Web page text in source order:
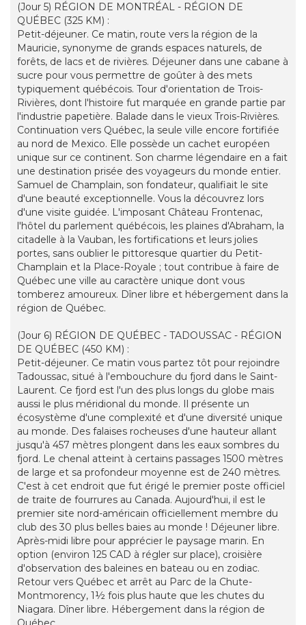
(Jour 5) RÉGION DE MONTRÉAL - RÉGION DE
QUÉBEC (325 KM) :
Petit-déjeuner. Ce matin, route vers la région de la
Mauricie, synonyme de grands espaces naturels, de
forêts, de lacs et de rivières. Déjeuner dans une cabane à
sucre pour vous permettre de goûter à des mets
typiquement québécois. Tour d'orientation de Trois-
Rivières, dont l'histoire fut marquée en grande partie par
l'industrie papetière. Balade dans le vieux Trois-Rivières.
Continuation vers Québec, la seule ville encore fortifiée
au nord de Mexico. Elle possède un cachet européen
unique sur ce continent. Son charme légendaire en a fait
une destination prisée des voyageurs du monde entier.
Samuel de Champlain, son fondateur, qualifiait le site
d'une beauté exceptionnelle. Vous la découvrez lors
d'une visite guidée. L'imposant Château Frontenac,
l'hôtel du parlement québécois, les plaines d'Abraham, la
citadelle à la Vauban, les fortifications et leurs jolies
portes, sans oublier le pittoresque quartier du Petit-
Champlain et la Place-Royale ; tout contribue à faire de
Québec une ville au caractère unique dont vous
tomberez amoureux. Dîner libre et hébergement dans la
région de Québec.
(Jour 6) RÉGION DE QUÉBEC - TADOUSSAC - RÉGION
DE QUÉBEC (450 KM) :
Petit-déjeuner. Ce matin vous partez tôt pour rejoindre
Tadoussac, situé à l'embouchure du fjord dans le Saint-
Laurent. Ce fjord est l'un des plus longs du globe mais
aussi le plus méridional du monde. Il présente un
écosystème d'une complexité et d'une diversité unique
au monde. Des falaises rocheuses d'une hauteur allant
jusqu'à 457 mètres plongent dans les eaux sombres du
fjord. Le chenal atteint à certains passages 1500 mètres
de large et sa profondeur moyenne est de 240 mètres.
C'est à cet endroit que fut érigé le premier poste officiel
de traite de fourrures au Canada. Aujourd'hui, il est le
premier site nord-américain officiellement membre du
club des 30 plus belles baies au monde ! Déjeuner libre.
Après-midi libre pour apprécier le paysage marin. En
option (environ 125 CAD à régler sur place), croisière
d'observation des baleines en bateau ou en zodiac.
Retour vers Québec et arrêt au Parc de la Chute-
Montmorency, 1½ fois plus haute que les chutes du
Niagara. Dîner libre. Hébergement dans la région de